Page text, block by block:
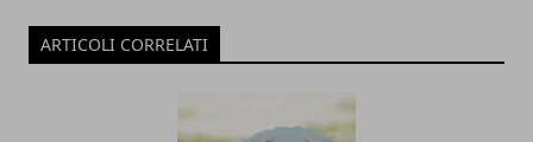
ARTICOLI CORRELATI